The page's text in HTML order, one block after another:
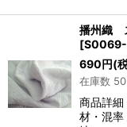
播州織
[
690円(
在庫数
商品詳
材・混